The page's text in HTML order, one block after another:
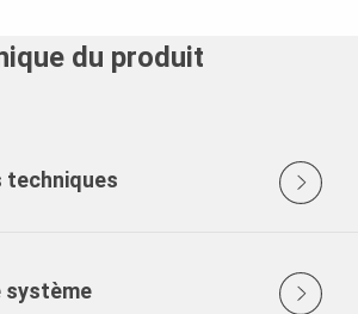
du produit
techniques
système